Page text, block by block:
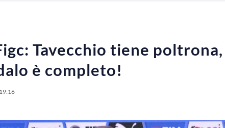
Tavecchio tiene
è completo!